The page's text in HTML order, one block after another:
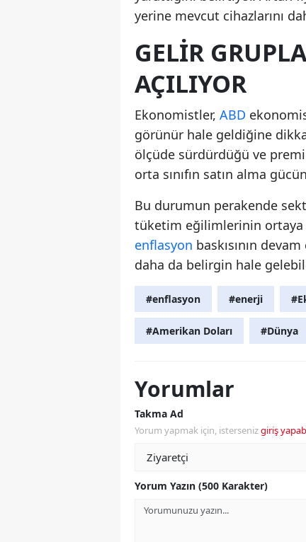
yerine mevcut cihazlarını
GELIR
AÇILIYOR
Ekonomistler, ABD
görünür hale geldiğine
ölçüde sürdürdüğü ve
orta sınıfın satın alma
Bu durumun perakende
tüketim eğilimlerinin ortaya
enflasyon baskısının
daha da belirgin hale
#enflasyon #enerji
#Amerikan Doları #Dünya
Yorumlar
Takma Ad
Yorum yapmak için, istersenizgiriş
Yorum Yazın (500 Karakter)